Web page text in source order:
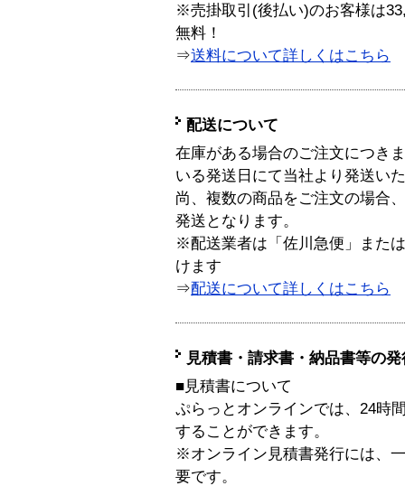
※売掛取引(後払い)のお客様は
無料！
⇒送料について詳しくはこちら
配送について
在庫がある場合のご注文につき
いる発送日にて当社より発送い
尚、複数の商品をご注文の場合
発送となります。
※配送業者は「佐川急便」また
けます
⇒配送について詳しくはこちら
見積書・請求書・納品書等の
■見積書について
ぷらっとオンラインでは、24時
することができます。
※オンライン見積書発行には、
要です。